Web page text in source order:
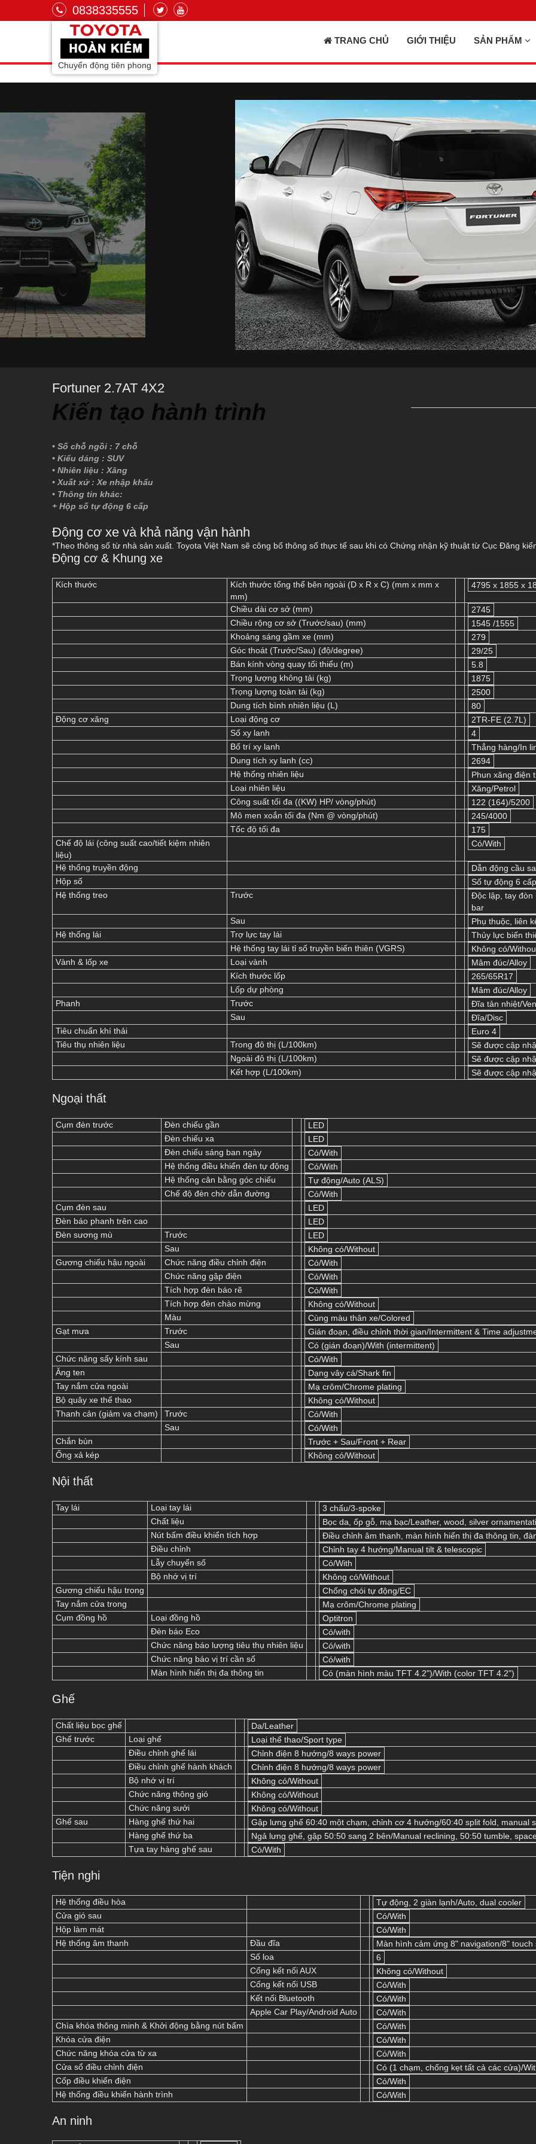
0838335555
Chuyển động tiên phong
TRANG CHỦ GIỚI THIỆU SẢN PHẨM
Fortuner 2.7AT 4X2
Kiến tạo hành trình
• Số chỗ ngồi : 7 chỗ
• Kiểu dáng : SUV
• Nhiên liệu : Xăng
• Xuất xứ : Xe nhập khẩu
• Thông tin khác:
+ Hộp số tự động 6 cấp
Động cơ xe và khả năng vận hành
*Theo thông số từ nhà sản xuất. Toyota Việt Nam sẽ công bố thông số thực tế sau khi có Chứng nhận kỹ thuật từ Cục Đăng
Động cơ & Khung xe
Kích thước
Kích thước tổng thể bên ngoài (D x R x C) (mm x mm x
mm)
4795 x 1855 x
Chiều dài cơ sở (mm)
2745
Chiều rộng cơ sở (Trước/sau) (mm)
1545 /1555
Khoảng sáng gầm xe (mm)
279
Góc thoát (Trước/Sau) (độ/degree)
29/25
Bán kính vòng quay tối thiểu (m)
5.8
Trọng lượng không tải (kg)
1875
Trọng lượng toàn tải (kg)
2500
Dung tích bình nhiên liệu (L)
80
Động cơ xăng
Loại động cơ
2TR-FE (2.7L)
Số xy lanh
4
Bố trí xy lanh
Thẳng hàng/In
Dung tích xy lanh (cc)
2694
Hệ thống nhiên liệu
Phun xăng điện
Loại nhiên liệu
Xăng/Petrol
Công suất tối đa ((KW) HP/ vòng/phút)
122 (164)/5200
Mô men xoắn tối đa (Nm @ vòng/phút)
245/4000
Tốc độ tối đa
175
Chế độ lái (công suất cao/tiết kiệm nhiên
liệu)
Có/With
Hệ thống truyền động
Dẫn động cầu
Hộp số
Số tự động 6
Hệ thống treo
Trước
Độc lập, tay đòn
bar
Sau
Phụ thuộc, liên
Hệ thống lái
Trợ lực tay lái
Thủy lực biến
Hệ thống tay lái tỉ số truyền biến thiên (VGRS)
Không có/
Vành & lốp xe
Loại vành
Mâm đúc/Alloy
Kích thước lốp
265/65R17
Lốp dự phòng
Mâm đúc/Alloy
Phanh
Trước
Đĩa tản nhiệt/
Sau
Đĩa/Disc
Tiêu chuẩn khí thải
Euro 4
Tiêu thụ nhiên liệu
Trong đô thị (L/100km)
Sẽ được cập
Ngoài đô thị (L/100km)
Sẽ được cập
Kết hợp (L/100km)
Sẽ được cập
Ngoại thất
Cụm đèn trước Đèn chiếu gần
LED
Đèn chiếu xa
LED
Đèn chiếu sáng ban ngày
Có/With
Hệ thống điều khiển đèn tự động
Có/With
Hệ thống cân bằng góc chiếu
Tự động/Auto (ALS)
Chế độ đèn chờ dẫn đường
Có/With
Cụm đèn sau
LED
Đèn báo phanh trên cao
LED
Đèn sương mù
Trước
LED
Sau
Không có/Without
Gương chiếu hậu ngoài
Chức năng điều chỉnh điện
Có/With
Chức năng gập điện
Có/With
Tích hợp đèn báo rẽ
Có/With
Tích hợp đèn chào mừng
Không có/Without
Màu
Cùng màu thân xe/Colored
Gạt mưa
Trước
Gián đoạn, điều chỉnh thời gian/Intermittent & Time
Sau
Có (gián đoạn)/With (intermittent)
Chức năng sấy kính sau
Có/With
Ăng ten
Dạng vây cá/Shark fin
Tay nắm cửa ngoài
Mạ crôm/Chrome plating
Bộ quây xe thể thao
Không có/Without
Thanh cản (giảm va chạm)
Trước
Có/With
Sau
Có/With
Chắn bùn
Trước + Sau/Front + Rear
Ống xả kép
Không có/Without
Nội thất
Tay lái Loại tay lái
3 chấu/3-spoke
Chất liệu
Bọc da, ốp gỗ, mạ bạc/Leather, wood, silver
Nút bấm điều khiển tích hợp
Điều chỉnh âm thanh, màn hình hiển thị đa thông tin,
Điều chỉnh
Chỉnh tay 4 hướng/Manual tilt & telescopic
Lẫy chuyển số
Có/With
Bộ nhớ vị trí
Không có/Without
Gương chiếu hậu trong
Chống chói tự động/EC
Tay nắm cửa trong
Mạ crôm/Chrome plating
Cụm đồng hồ
Loại đồng hồ
Optitron
Đèn báo Eco
Có/with
Chức năng báo lượng tiêu thụ nhiên liệu
Có/with
Chức năng báo vị trí cần số
Có/with
Màn hình hiển thị đa thông tin
Có (màn hình màu TFT 4.2")/With (color TFT 4.2")
Ghế
Chất liệu bọc ghế
Da/Leather
Ghế trước
Loại ghế
Loại thể thao/Sport type
Điều chỉnh ghế lái
Chỉnh điện 8 hướng/8 ways power
Điều chỉnh ghế hành khách
Chỉnh điện 8 hướng/8 ways power
Bộ nhớ vị trí
Không có/Without
Chức năng thông gió
Không có/Without
Chức năng sưởi
Không có/Without
Ghế sau
Hàng ghế thứ hai
Gập lưng ghế 60:40 một chạm, chỉnh cơ 4 hướng/60:40 split fold, manual
Hàng ghế thứ ba
Ngả lưng ghế, gập 50:50 sang 2 bên/Manual reclining, 50:50 tumble,
Tựa tay hàng ghế sau
Có/With
Tiện nghi
Hệ thống điều hòa
Tự động, 2 giàn lạnh/Auto, dual cooler
Cửa gió sau
Có/With
Hộp làm mát
Có/With
Hệ thống âm thanh
Đầu đĩa
Màn hình cảm ứng 8" navigation/8" touch
Số loa
6
Cổng kết nối AUX
Không có/Without
Cổng kết nối USB
Có/With
Kết nối Bluetooth
Có/With
Apple Car Play/Android Auto
Có/With
Chìa khóa thông minh & Khởi động bằng nút bấm
Có/With
Khóa cửa điện
Có/With
Chức năng khóa cửa từ xa
Có/With
Cửa sổ điều chỉnh điện
Có (1 chạm, chống kẹt tất cả các cửa)/
Cốp điều khiển điện
Có/With
Hệ thống điều khiển hành trình
Có/With
An ninh